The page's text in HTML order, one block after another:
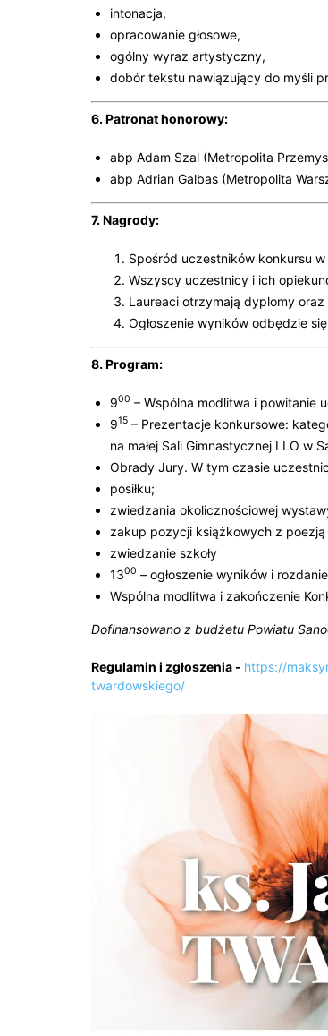
intonacja,
opracowanie głosowe,
ogólny wyraz artystyczny,
dobór tekstu nawiązujący do myśli
6. Patronat honorowy:
abp Adam Szal (Metropolita
abp Adrian Galbas (Metropolita
7. Nagrody:
Spośród uczestników konkursu
Wszyscy uczestnicy i ich
Laureaci otrzymają dyplomy
Ogłoszenie wyników odbędzie
8. Program:
900 – Wspólna modlitwa i powitanie
915 – Prezentacje konkursowe:
na małej Sali Gimnastycznej I LO w
Obrady Jury. W tym czasie
posiłku;
zwiedzania okolicznościowej
zakup pozycji książkowych z poezją
zwiedzanie szkoły
1300 – ogłoszenie wyników i
Wspólna modlitwa i zakończenie
Dofinansowano z budżetu Powiatu
Regulamin i zgłoszenia - https://
twardowskiego/